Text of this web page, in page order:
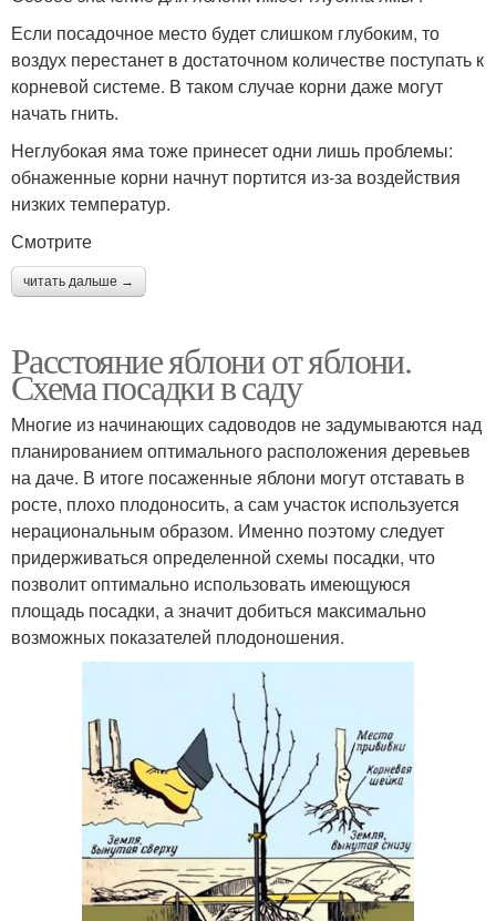
Если посадочное место будет слишком глубоким, то
воздух перестанет в достаточном количестве поступать к
корневой системе. В таком случае корни даже могут
начать гнить.
Неглубокая яма тоже принесет одни лишь проблемы:
обнаженные корни начнут портится из-за воздействия
низких температур.
Смотрите
читать дальше →
Расстояние яблони от яблони.
Схема посадки в саду
Многие из начинающих садоводов не задумываются над
планированием оптимального расположения деревьев
на даче. В итоге посаженные яблони могут отставать в
росте, плохо плодоносить, а сам участок используется
нерациональным образом. Именно поэтому следует
придерживаться определенной схемы посадки, что
позволит оптимально использовать имеющуюся
площадь посадки, а значит добиться максимально
возможных показателей плодоношения.